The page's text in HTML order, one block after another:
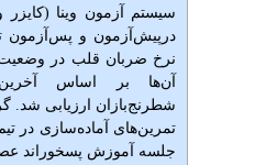
درپیش‌آزمون و پس‌آزمون
نرخ ضربان قلب در
آن‌ها بر اساس
شطرنج‌بازان ارزیابی شد.